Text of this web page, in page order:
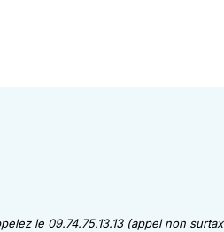
le 09.74.75.13.13 (appel non